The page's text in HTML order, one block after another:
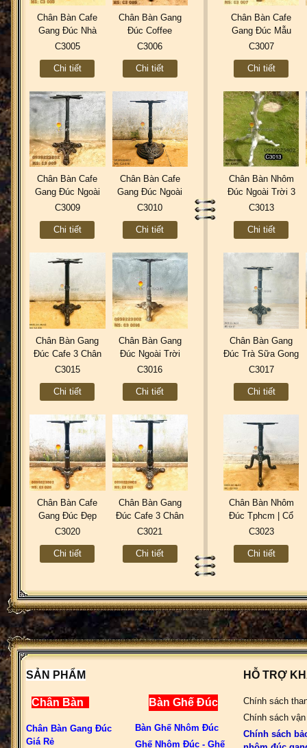
Chân Bàn Cafe
Gang Đúc Nhà
Hàng 3 Chân Mẫu
Ở Tphcm C3005
C3005
Chi tiết
Chân Bàn Gang
Đúc Coffee
Starbucks 3 Chân
Sữa Quán Ăn Đẹp
C3006
Chi tiết
Chân Bàn Cafe
Gang Đúc Mẫu
Mới Đẹp 3 Chân |
Nhà Hàng ở Hà
C3007
Chi tiết
Chân Bàn Cafe
Gang Đúc Ngoài
Trời 3 Chân Cổ
Hàng Quán Ăn ở
C3009
Chi tiết
Chân Bàn Cafe
Gang Đúc Ngoài
Trời Mẫu Đẹp Mới
Điển Nhà Hàng Ở
C3010
Chi tiết
Chân Bàn Nhôm
Đúc Ngoài Trời 3
Chân - Sản Xuất
Vẽ C3013
C3013
Chi tiết
Chân Bàn Gang
Đúc Cafe 3 Chân
Ngoài Trời Đẹp -
ở Tphcm C3015
C3015
Chi tiết
Chân Bàn Gang
Đúc Ngoài Trời
Đẹp Trà Sữa
Nhà Hàng Cafe Ở
C3016
Chi tiết
Chân Bàn Gang
Đúc Trà Sữa Gong
Cha 3 Chân | Nhà
Ăn Đẹp Ở Tphcm
C3017
Chi tiết
Chân Bàn Cafe
Gang Đúc Đẹp
Ngoài Trời Trà
Chân - Nhà Hàng
C3020
Chi tiết
Chân Bàn Gang
Đúc Cafe 3 Chân
Đẹp Ngoài Trời -
Thiết Kế Ở Tphcm
C3021
Chi tiết
Chân Bàn Nhôm
Đúc Tphcm | Cổ
Điển 3 Chân Ngoài
Hàng Trà Sữa
C3023
Chi tiết
SẢN PHẨM
Chân Bàn
Chân Bàn Gang Đúc
Giá Rẻ
Bàn Ghế Đúc
Bàn Ghế Nhôm Đúc
Ghế Nhôm Đúc - Ghế
HỖ TRỢ
Chính sách
Chính sách
Chính sách